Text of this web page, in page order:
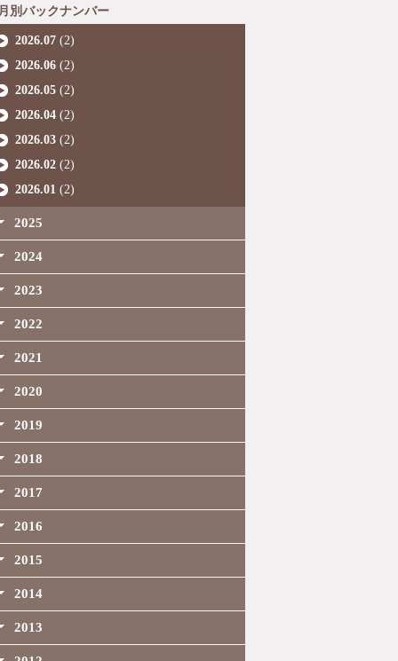
月別バックナンバー
2026.07 (2)
2026.06 (2)
2026.05 (2)
2026.04 (2)
2026.03 (2)
2026.02 (2)
2026.01 (2)
2025
2024
2023
2022
2021
2020
2019
2018
2017
2016
2015
2014
2013